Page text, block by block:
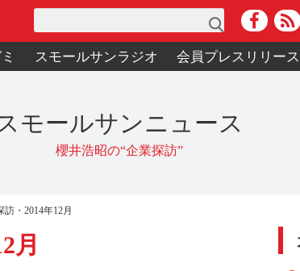
検索
スモールサンラジオ 会員プレスリリース
モールサンニュース
櫻井浩昭の“企業探訪”
・2014年12月
月